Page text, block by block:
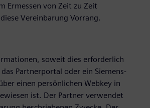
Ermessen von Zeit zu Zeit
Vereinbarung Vorrang.
soweit dies erforderlich
Partnerportal oder ein Siemens-
einen persönlichen Webkey in
ist. Der Partner verwendet